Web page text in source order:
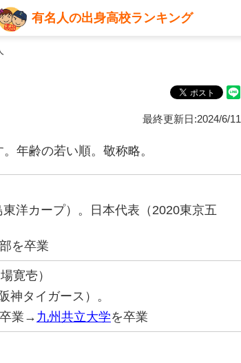
有名人の出身高校ランキング
最終更新日:2024/6/11
年齢の若い順。敬称略。
洋カープ）。日本代表（2020東京五
を卒業
寛壱）
神タイガース）。
業→ 九州共立大学を卒業